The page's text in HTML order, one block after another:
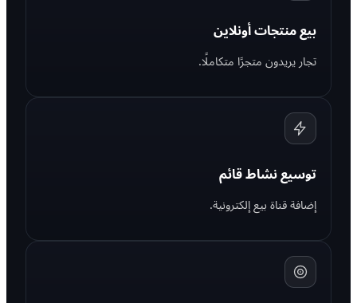
بيع منتجات أونلاين
تجار يريدون متجرًا متكاملًا.
توسيع نشاط قائم
إضافة قناة بيع إلكترونية.